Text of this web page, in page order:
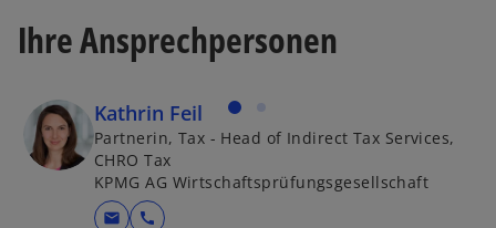
Ihre Ansprechpersonen
Kathrin Feil
Partnerin, Tax - Head of Indirect Tax Services,
CHRO Tax
KPMG AG Wirtschaftsprüfungsgesellschaft
mail call